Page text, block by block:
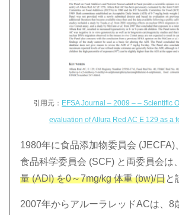
引用元： EFSA Journal – 2009 – – Scientific
evaluation of Allura Red AC E 129 as a
1980年に食品添加物委員会 (JECFA)
食品科学委員会 (SCF) と両委員会は
量 (ADI) を0～7mg/kg 体重 (bw)/日と
2007年からアルーラレッドACは、8